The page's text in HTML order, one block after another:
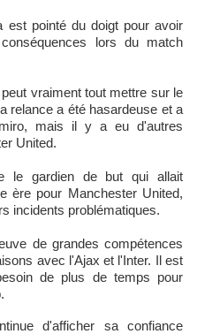
est pointé du doigt pour avoir
lors du match
vraiment tout mettre sur le
relance a été hasardeuse et a
mais il y a eu d'autres
United.
le gardien de but qui allait
ère pour Manchester United,
incidents problématiques.
de grandes compétences
avec l'Ajax et l'Inter. Il est
de plus de temps pour